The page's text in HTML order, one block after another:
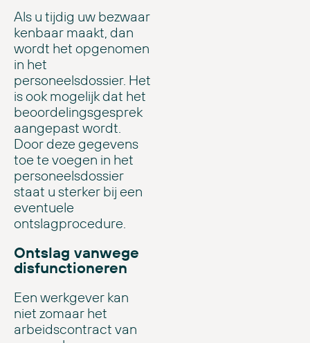
Als u tijdig uw bezwaar
kenbaar maakt, dan
wordt het opgenomen
in het
personeelsdossier. Het
is ook mogelijk dat het
beoordelingsgesprek
aangepast wordt.
Door deze gegevens
toe te voegen in het
personeelsdossier
staat u sterker bij een
eventuele
ontslagprocedure.
Ontslag vanwege
disfunctioneren
Een werkgever kan
niet zomaar het
arbeidscontract van